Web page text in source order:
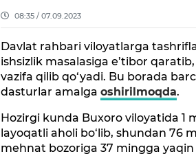
08:35 / 07.09.2023
Davlat rahbari viloyatlarga
ishsizlik masalasiga e’tibor
vazifa qilib qo‘yadi. Bu borada
dasturlar amalgaoshirilmoqda.
Hozirgi kunda Buxoro viloyatida 1
layoqatli aholi bo‘lib, shundan 76
mehnat bozoriga 37 mingga